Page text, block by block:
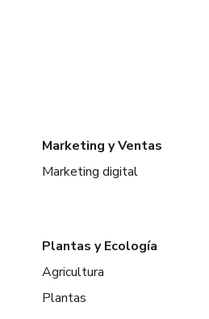
Marketing y Ventas
Marketing digital
Plantas y Ecología
Agricultura
Plantas